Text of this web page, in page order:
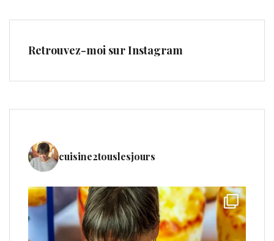
Retrouvez-moi sur Instagram
cuisine2touslesjours